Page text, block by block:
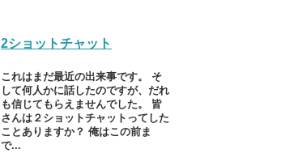
2ショットチャット
これはまだ最近の出来事です。 そ
して何人かに話したのですが、だれ
も信じてもらえませんでした。 皆
さんは２ショットチャットってした
ことありますか？ 俺はこの前ま
で...